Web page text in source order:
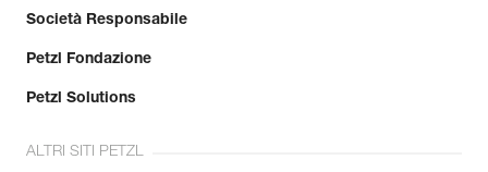
Società Responsabile
Petzl Fondazione
Petzl Solutions
ALTRI SITI PETZL